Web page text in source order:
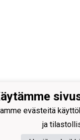
evästeitä
ja